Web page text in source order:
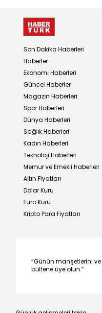
Son Dakika Haberleri
Haberler
Ekonomi Haberleri
Güncel Haberler
Magazin Haberleri
Spor Haberleri
Dünya Haberleri
Sağlık Haberleri
Kadın Haberleri
Teknoloji Haberleri
Memur ve Emekli Haberleri
Altın Fiyatları
Dolar Kuru
Euro Kuru
Kripto Para Fiyatları
“Günün manşetlerini
bültene üye olun.”